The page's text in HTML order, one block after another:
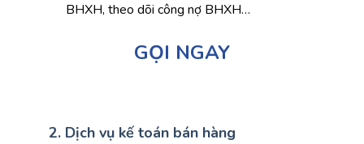
BHXH, theo dõi công nợ BHXH…
GỌI NGAY
2. Dịch vụ kế toán bán hàng